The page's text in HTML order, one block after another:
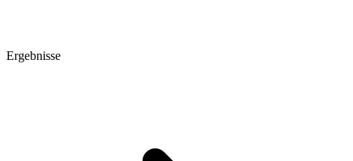
Ergebnisse